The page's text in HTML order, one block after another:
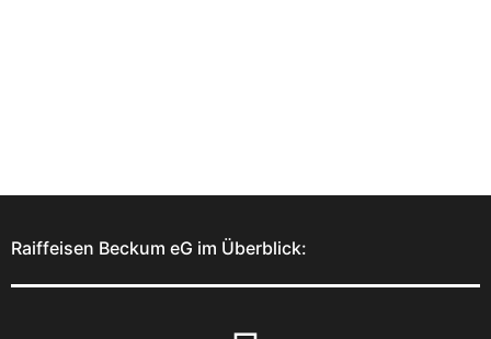
Raiffeisen Beckum eG im Überblick: